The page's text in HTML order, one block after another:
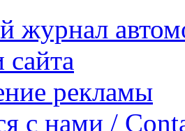
журнал
рекламы
с нами /